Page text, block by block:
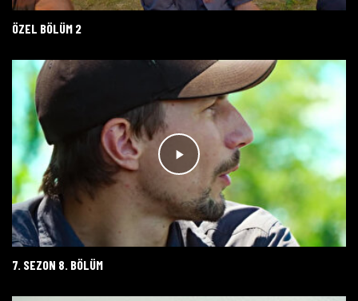
ÖZEL BÖLÜM 2
7. SEZON 8. BÖLÜM